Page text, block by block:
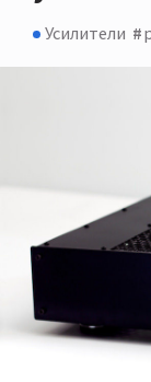
Усилители